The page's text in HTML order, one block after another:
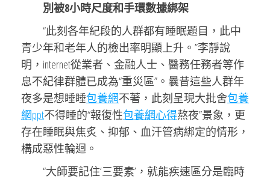
別被8小時尺度和手環數據綁架
“此刻各年紀段的人群都有睡眠題目，此中
青少年和老年人的檢出率明顯上升。”李靜說
明，internet從業者、金融人士、醫務任務者等作
息不紀律群體已成為“重災區”。曩昔這些人群年
夜多是想睡睡包養網不著，此刻呈現大批舍包養
網ppt不得睡的“報復性包養網心得熬夜”景象，更
存在睡眠與焦炙、抑郁、血汗管病綁定的情形，
構成惡性輪迴。
“大師要記住‘三要素’，就能疾速區分是臨時